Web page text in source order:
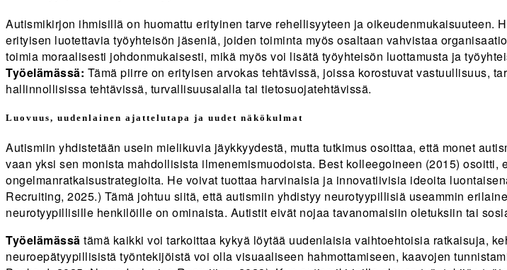
Autismikirjon ihmisillä on huomattu erityinen tarve rehellisyyteen ja oikeudenmukaisuuteen.
erityisen luotettavia työyhteisön jäseniä, joiden toiminta myös osaltaan vahvistaa
toimia moraalisesti johdonmukaisesti, mikä myös voi lisätä työyhteisön luottamusta ja
Työelämässä: Tämä piirre on erityisen arvokas tehtävissä, joissa korostuvat vastuullisuus,
hallinnollisissa tehtävissä, turvallisuusalalla tai tietosuojatehtävissä.
Luovuus, uudenlainen ajattelutapa ja uudet näkökulmat
Autismiin yhdistetään usein mielikuvia jäykkyydestä, mutta tutkimus osoittaa, että monet
vaan yksi sen monista mahdollisista ilmenemismuodoista. Best kolleegoineen (2015)
ongelmanratkaisustrategioita. He voivat tuottaa harvinaisia ja innovatiivisia ideoita
Recruiting, 2025.) Tämä johtuu siitä, että autismiin yhdistyy neurotyypillisiä useammin
neurotyypillisille henkilöille on ominaista. Autistit eivät nojaa tavanomaisiin oletuksiin tai
Työelämässä tämä kaikki voi tarkoittaa kykyä löytää uudenlaisia vaihtoehtoisia ratkaisuja,
neuroepätyypillisistä työntekijöistä voi olla visuaaliseen hahmottamiseen, kaavojen